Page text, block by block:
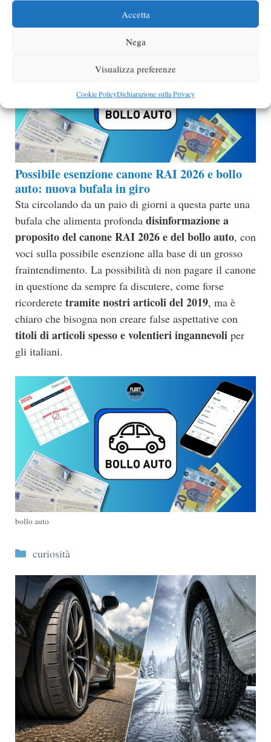
Accetta
Nega
Visualizza preferenze
Cookie PolicyDichiarazione sulla Privacy
Aiuti e approfondimenti
Possibile esenzione canone RAI 2026 e bollo
auto: nuova bufala in giro
Sta circolando da un paio di giorni a questa parte una
bufala che alimenta profonda disinformazione a
proposito del canone RAI 2026 e del bollo auto, con
voci sulla possibile esenzione alla base di un grosso
fraintendimento. La possibilità di non pagare il canone
in questione da sempre fa discutere, come forse
ricorderete tramite nostri articoli del 2019, ma è
chiaro che bisogna non creare false aspettative con
titoli di articoli spesso e volentieri ingannevoli per
gli italiani.
bollo auto
Categorie
curiosità